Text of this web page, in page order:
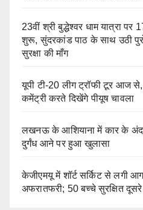
23वीं श्री बुद्धेश्वर धाम यात्रा
शुरू, सुंदरकांड पाठ के साथ उठी
सुरक्षा की माँग
यूपी टी-20 लीग ट्रॉफी टूर आज
कमेंट्री करते दिखेंगे पीयूष चावला
लखनऊ के आशियाना में कार के अंदर
दुर्गंध आने पर हुआ खुलासा
केजीएमयू में शॉर्ट सर्किट से लगी
अफरातफरी; 50 बच्चे सुरक्षित दूसरे